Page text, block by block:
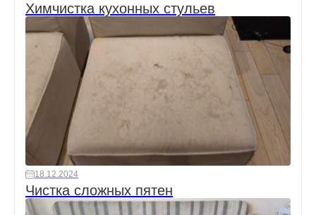
Химчистка кухонных стульев
18.12.2024
Чистка сложных пятен